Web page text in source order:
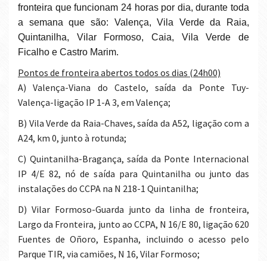
fronteira que funcionam 24 horas por dia, durante toda
a semana que são: Valença, Vila Verde da Raia,
Quintanilha, Vilar Formoso, Caia, Vila Verde de
Ficalho e Castro Marim.
Pontos de fronteira abertos todos os dias (24h00)
a) Valença-Viana do Castelo, saída da Ponte Tuy-
Valença-ligação IP 1-A 3, em Valença;
b) Vila Verde da Raia-Chaves, saída da A52, ligação com a
A24, km 0, junto à rotunda;
c) Quintanilha-Bragança, saída da Ponte Internacional
IP 4/E 82, nó de saída para Quintanilha ou junto das
instalações do CCPA na N 218-1 Quintanilha;
d) Vilar Formoso-Guarda junto da linha de fronteira,
Largo da Fronteira, junto ao CCPA, N 16/E 80, ligação 620
Fuentes de Oñoro, Espanha, incluindo o acesso pelo
Parque TIR, via camiões, N 16, Vilar Formoso;